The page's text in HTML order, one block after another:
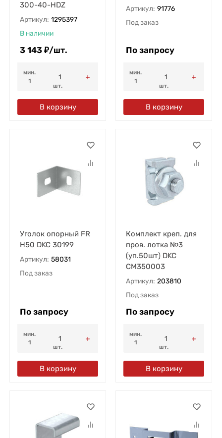
300-40-HDZ
Артикул: 1295397
В наличии
3 143 ₽/шт.
мин.
1
шт.
В корзину
Артикул: 91776
Под заказ
По запросу
мин.
1
шт.
В корзину
Уголок опорный FR
H50 DKC 30199
Артикул: 58031
Под заказ
По запросу
мин.
1
шт.
В корзину
Комплект креп. для
пров. лотка №3
(уп.50шт) DKC
CM350003
Артикул: 203810
Под заказ
По запросу
мин.
1
шт.
В корзину